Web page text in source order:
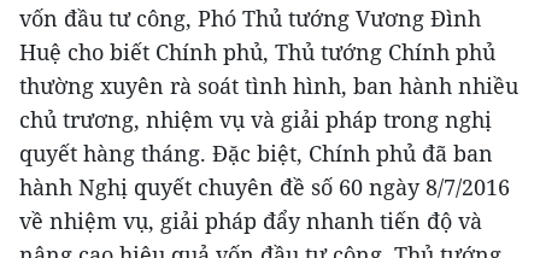
vốn đầu tư công, Phó Thủ tướng Vương Đình
Huệ cho biết Chính phủ, Thủ tướng Chính phủ
thường xuyên rà soát tình hình, ban hành nhiều
chủ trương, nhiệm vụ và giải pháp trong nghị
quyết hàng tháng. Đặc biệt, Chính phủ đã ban
hành Nghị quyết chuyên đề số 60 ngày 8/7/2016
về nhiệm vụ, giải pháp đẩy nhanh tiến độ và